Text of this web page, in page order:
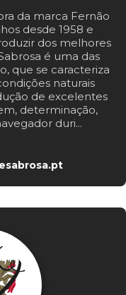
da marca Fernão
desde 1958 e
dos melhores
é uma das
que se caracteriza
naturais
de excelentes
determinação,
duri...